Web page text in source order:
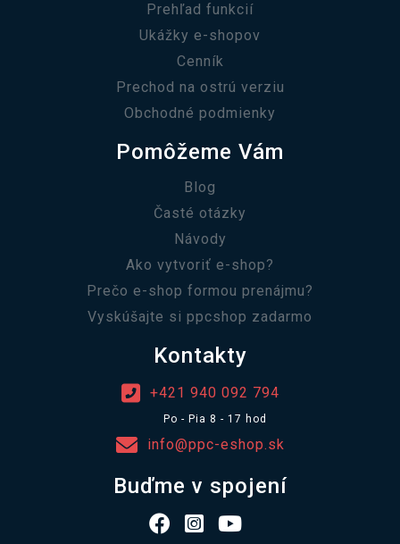
Prehľad funkcií
Ukážky e-shopov
Cenník
Prechod na ostrú verziu
Obchodné podmienky
Pomôžeme Vám
Blog
Časté otázky
Návody
Ako vytvoriť e-shop?
Prečo e-shop formou prenájmu?
Vyskúšajte si ppcshop zadarmo
Kontakty
+421 940 092 794
Po - Pia 8 - 17 hod
info@ppc-eshop.sk
Buďme v spojení